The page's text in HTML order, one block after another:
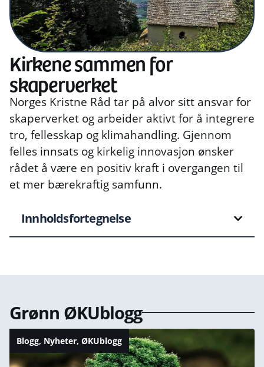
Kirkene sammen for
skaperverket
Norges Kristne Råd tar på alvor sitt ansvar for
skaperverket og arbeider aktivt for å integrere
tro, fellesskap og klimahandling. Gjennom
felles innsats og kirkelig innovasjon ønsker
rådet å være en positiv kraft i overgangen til
et mer bærekraftig samfunn.
Innholdsfortegnelse
Grønn ØKUblogg
Blogg, Nyheter, ØKUblogg